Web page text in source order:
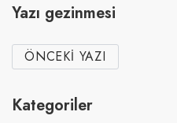
Yazı gezinmesi
ÖNCEKI YAZI
Kategoriler